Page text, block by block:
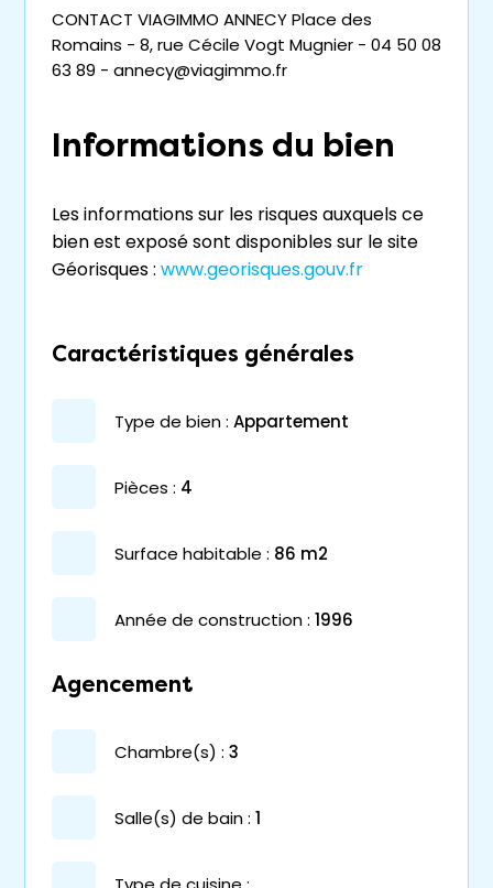
CONTACT VIAGIMMO ANNECY Place des
Romains - 8, rue Cécile Vogt Mugnier - 04 50 08
63 89 - annecy@viagimmo.fr
Informations du bien
Les informations sur les risques auxquels ce
bien est exposé sont disponibles sur le site
Géorisques : www.georisques.gouv.fr
Caractéristiques générales
type de bien : appartement
pièces : 4
surface habitable : 86 m2
année de construction : 1996
Agencement
chambre(s) : 3
salle(s) de bain : 1